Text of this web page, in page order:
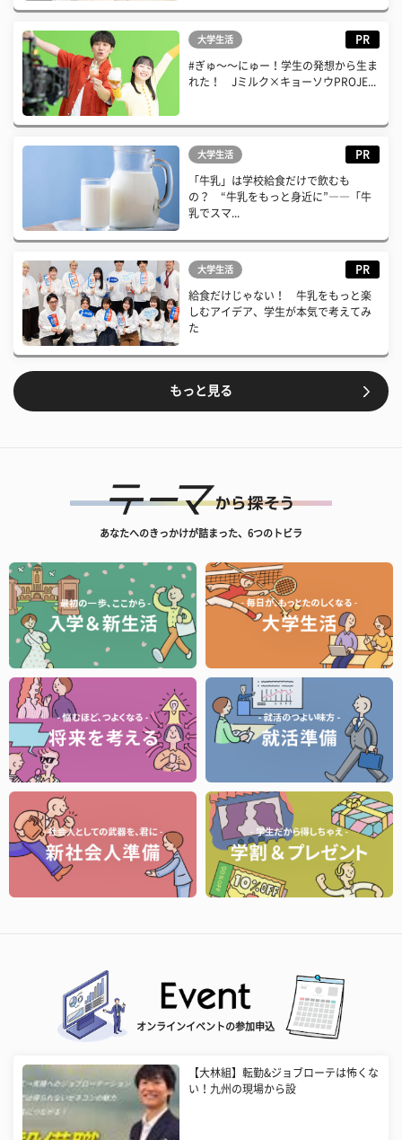
大学生活 PR
#ぎゅ〜〜にゅー！学生の発想から生ま
れた！ Jミルク×キョーソウPROJE...
大学生活 PR
「牛乳」は学校給食だけで飲むも
の？ “牛乳をもっと身近に”――「牛
乳でスマ...
大学生活 PR
給食だけじゃない！ 牛乳をもっと楽
しむアイデア、学生が本気で考えてみ
た
もっと見る
あなたへのきっかけが詰まった、6つのトビラ
オンラインイベントの参加申込
【大林組】転勤&ジョブローテは怖くな
い！九州の現場から設